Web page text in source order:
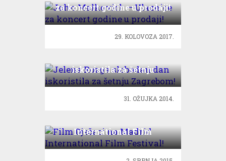
za koncert godine u prodaji!
29. KOLOVOZA 2017.
iskoristila za šetnju
Zagrebom!
31. OŽUJKA 2014.
International Film
Festival!